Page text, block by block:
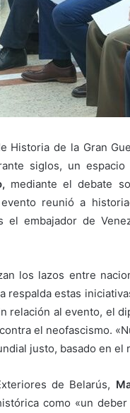
Historia de la Gran
siglos, un
mediante el debate
reunió a
el embajador de
los lazos entre
respalda estas
relación al evento, el
el neofascismo.
justo, basado en
de Belarús,
como «un